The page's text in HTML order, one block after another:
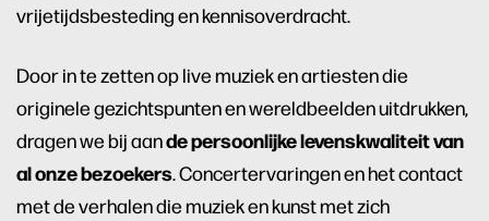
vrijetijdsbesteding en kennisoverdracht.
Door in te zetten op live muziek en artiesten die
originele gezichtspunten en wereldbeelden uitdrukken,
dragen we bij aande persoonlijke levenskwaliteit van
al onze bezoekers. Concertervaringen en het contact
met de verhalen die muziek en kunst met zich